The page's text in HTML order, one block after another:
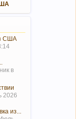
США
в
2026
из...